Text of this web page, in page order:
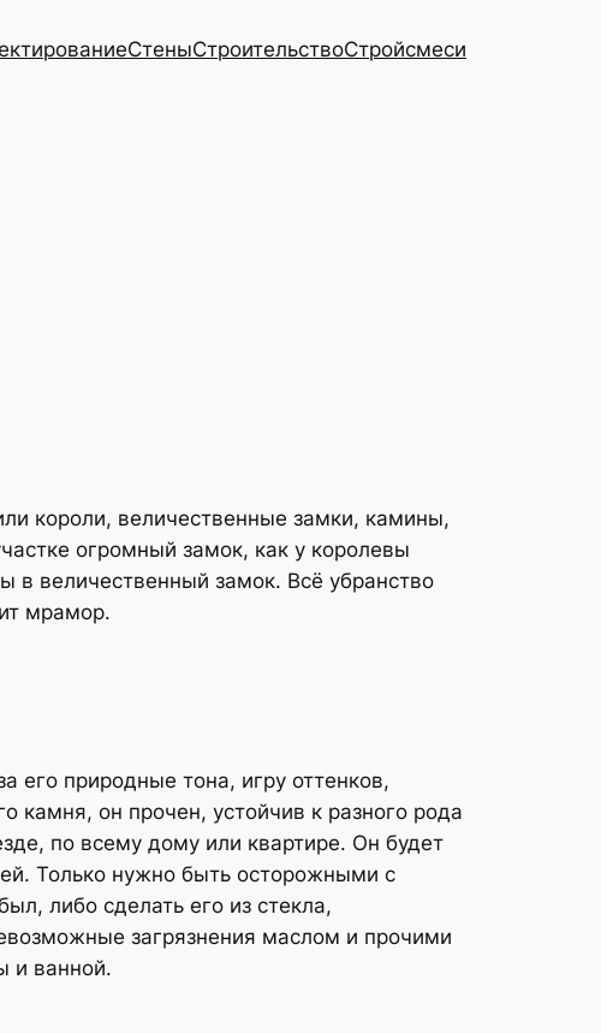
СтеныСтроительствоСтройсмеси
короли, величественные замки, камины,
огромный замок, как у королевы
в величественный замок. Всё убранство
мрамор.
природные тона, игру оттенков,
камня, он прочен, устойчив к разного рода
по всему дому или квартире. Он будет
Только нужно быть осторожными с
либо сделать его из стекла,
загрязнения маслом и прочими
и ванной.